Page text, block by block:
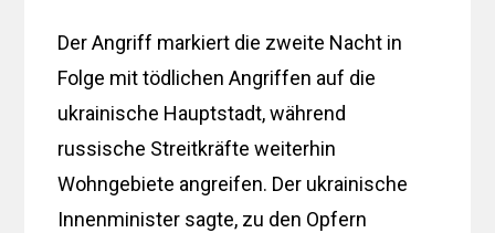
Der Angriff markiert die zweite Nacht in
Folge mit tödlichen Angriffen auf die
ukrainische Hauptstadt, während
russische Streitkräfte weiterhin
Wohngebiete angreifen. Der ukrainische
Innenminister sagte, zu den Opfern